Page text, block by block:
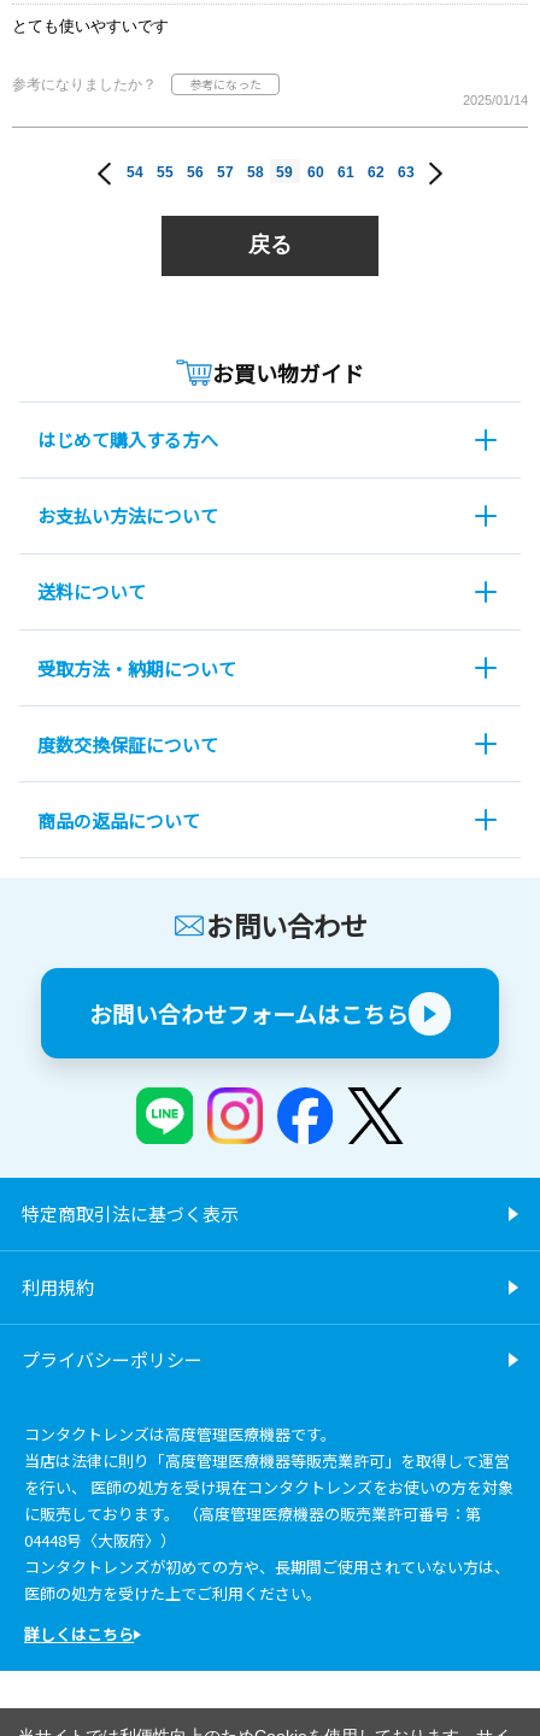
とても使いやすいです
参考になりましたか？
2025/01/14
54 55 56 57 58 59 60 61 62 63
戻る
お買い物ガイド
はじめて購入する方へ
お支払い方法について
送料について
受取方法・納期について
度数交換保証について
商品の返品について
お問い合わせ
お問い合わせフォームはこちら
特定商取引法に基づく表示
利用規約
プライバシーポリシー
コンタクトレンズは高度管理医療機器です。
当店は法律に則り「高度管理医療機器等販売業許可」を取得して運営
を行い、 医師の処方を受け現在コンタクトレンズをお使いの方を対象
に販売しております。 （高度管理医療機器の販売業許可番号：第
04448号〈大阪府〉）
コンタクトレンズが初めての方や、長期間ご使用されていない方は、
医師の処方を受けた上でご利用ください。
詳しくはこちら